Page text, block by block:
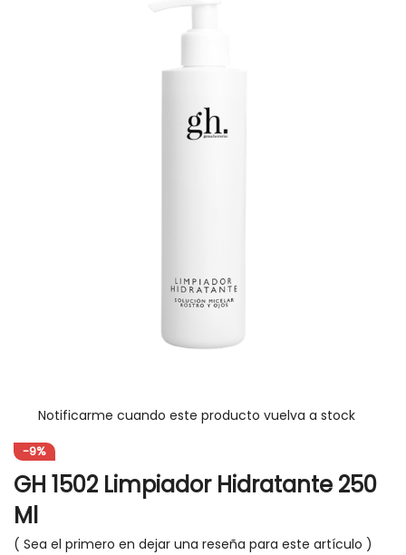
of
the
images
gallery
Notificarme cuando este producto vuelva a stock
-9%
GH 1502 Limpiador Hidratante 250
Ml
Sea el primero en dejar una reseña para este artículo